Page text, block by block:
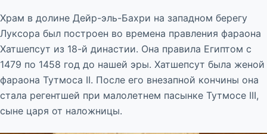
Храм в долине Дейр-эль-Бахри на западном берегу
Луксора был построен во времена правления фараона
Хатшепсут из 18-й династии. Она правила Египтом с
1479 по 1458 год до нашей эры. Хатшепсут была женой
фараона Тутмоса II. После его внезапной кончины она
стала регентшей при малолетнем пасынке Тутмосе III,
сыне царя от наложницы.